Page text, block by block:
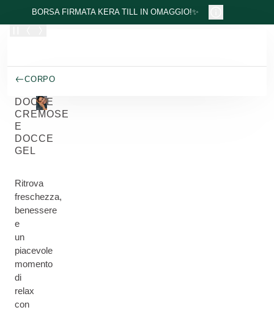
Passa al contenuto principale
BORSA FIRMATA KERA TILL IN OMAGGIO!✨
CORPO
DOCCE
CREMOSE
E
DOCCE
GEL
Ritrova
freschezza,
benessere
e
un
piacevole
momento
di
relax
con